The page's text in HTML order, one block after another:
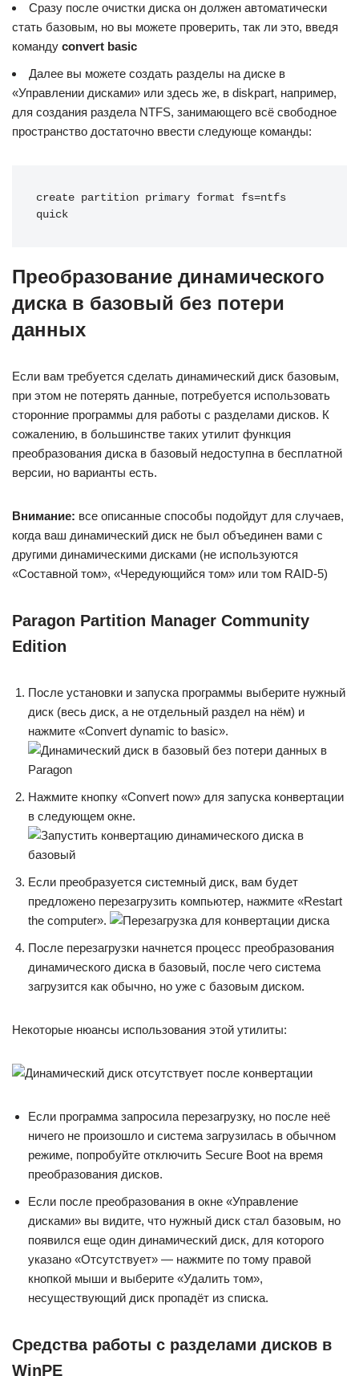
Сразу после очистки диска он должен автоматически
стать базовым, но вы можете проверить, так ли это, введя
команду convert basic
Далее вы можете создать разделы на диске в
«Управлении дисками» или здесь же, в diskpart, например,
для создания раздела NTFS, занимающего всё свободное
пространство достаточно ввести следующе команды:
create partition primary format fs=ntfs
quick
Преобразование динамического
диска в базовый без потери
данных
Если вам требуется сделать динамический диск базовым,
при этом не потерять данные, потребуется использовать
сторонние программы для работы с разделами дисков. К
сожалению, в большинстве таких утилит функция
преобразования диска в базовый недоступна в бесплатной
версии, но варианты есть.
Внимание: все описанные способы подойдут для случаев,
когда ваш динамический диск не был объединен вами с
другими динамическими дисками (не используются
«Составной том», «Чередующийся том» или том RAID-5)
Paragon Partition Manager Community
Edition
После установки и запуска программы выберите нужный
диск (весь диск, а не отдельный раздел на нём) и
нажмите «Convert dynamic to basic».
Нажмите кнопку «Convert now» для запуска конвертации
в следующем окне.
Если преобразуется системный диск, вам будет
предложено перезагрузить компьютер, нажмите «Restart
the computer».
После перезагрузки начнется процесс преобразования
динамического диска в базовый, после чего система
загрузится как обычно, но уже с базовым диском.
Некоторые нюансы использования этой утилиты:
Если программа запросила перезагрузку, но после неё
ничего не произошло и система загрузилась в обычном
режиме, попробуйте отключить Secure Boot на время
преобразования дисков.
Если после преобразования в окне «Управление
дисками» вы видите, что нужный диск стал базовым, но
появился еще один динамический диск, для которого
указано «Отсутствует» — нажмите по тому правой
кнопкой мыши и выберите «Удалить том»,
несуществующий диск пропадёт из списка.
Средства работы с разделами дисков в
WinPE